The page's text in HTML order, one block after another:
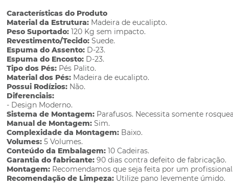
Características do Produto
Material da Estrutura: Madeira de eucalipto.
Peso Suportado: 120 Kg sem impacto.
Revestimento/Tecido: Suede.
Espuma do Assento: D-23.
Espuma do Encosto: D-23.
Tipo dos Pés: Pés Palito.
Material dos Pés: Madeira de eucalipto.
Possui Rodízios: Não.
Diferenciais:
- Design Moderno.
Sistema de Montagem: Parafusos. Necessita somente
Manual de Montagem: Sim.
Complexidade da Montagem: Baixo.
Volumes: 5 Volumes.
Conteúdo da Embalagem: 10 Cadeiras.
Garantia do fabricante: 90 dias contra defeito de fabricação.
Montagem: Recomendamos que seja feita por um profissional.
Recomendação de Limpeza: Utilize pano levemente úmido.